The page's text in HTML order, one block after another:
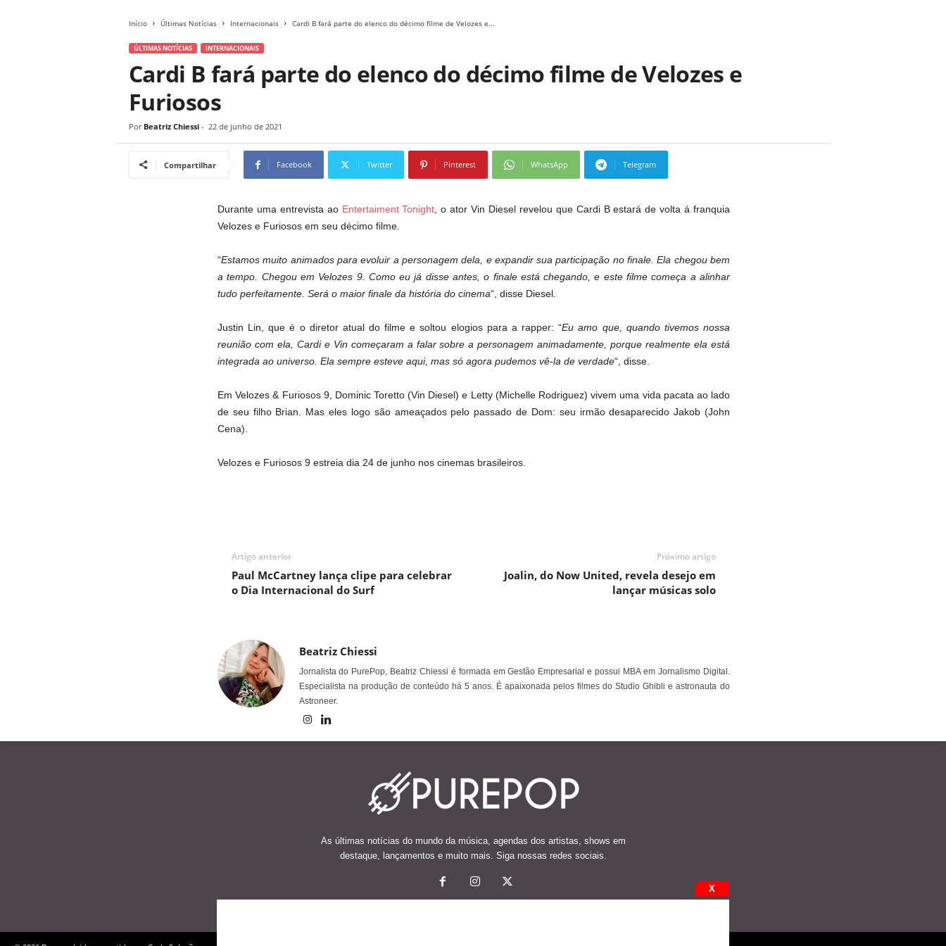
Início Últimas Notícias Internacionais Cardi B fará parte do elenco do décimo filme de Velozes e...
ÚLTIMAS NOTÍCIAS INTERNACIONAIS
Cardi B fará parte do elenco do décimo filme de Velozes e
Furiosos
Por Beatriz Chiessi - 22 de junho de 2021
Compartilhar Facebook Twitter Pinterest WhatsApp Telegram
Durante uma entrevista ao Entertaiment Tonight , o ator Vin Diesel revelou que Cardi B estará de volta á franquia
Velozes e Furiosos em seu décimo filme.
“Estamos muito animados para evoluir a personagem dela, e expandir sua participação no finale. Ela chegou bem
a tempo. Chegou em Velozes 9. Como eu já disse antes, o finale está chegando, e este filme começa a alinhar
tudo perfeitamente. Será o maior finale da história do cinema“, disse Diesel.
Justin Lin, que é o diretor atual do filme e soltou elogios para a rapper: “Eu amo que, quando tivemos nossa
reunião com ela, Cardi e Vin começaram a falar sobre a personagem animadamente, porque realmente ela está
integrada ao universo. Ela sempre esteve aqui, mas só agora pudemos vê-la de verdade“, disse.
Em Velozes & Furiosos 9, Dominic Toretto (Vin Diesel) e Letty (Michelle Rodriguez) vivem uma vida pacata ao lado
de seu filho Brian. Mas eles logo são ameaçados pelo passado de Dom: seu irmão desaparecido Jakob (John
Cena).
Velozes e Furiosos 9 estreia dia 24 de junho nos cinemas brasileiros.
Artigo anterior
Paul McCartney lança clipe para celebrar
o Dia Internacional do Surf
Próximo artigo
Joalin, do Now United, revela desejo em
lançar músicas solo
Beatriz Chiessi
Jornalista do PurePop, Beatriz Chiessi é formada em Gestão Empresarial e possui MBA em Jornalismo Digital.
Especialista na produção de conteúdo há 5 anos. É apaixonada pelos filmes do Studio Ghibli e astronauta do
Astroneer.
As últimas notícias do mundo da música, agendas dos artistas, shows em
destaque, lançamentos e muito mais. Siga nossas redes sociais.
X